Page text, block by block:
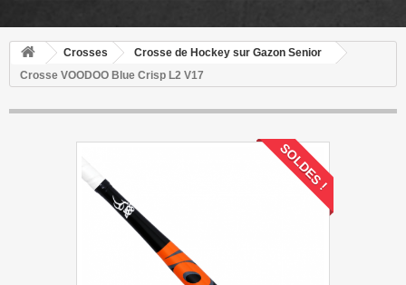
Crosses
Crosse de Hockey sur Gazon Senior
Crosse VOODOO Blue Crisp L2 V17
SOLDES !